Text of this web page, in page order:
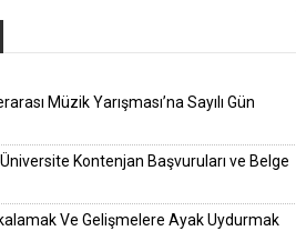
Müzik Yarışması’na Sayılı Gün
Kontenjan Başvuruları ve Belge
Ve Gelişmelere Ayak Uydurmak